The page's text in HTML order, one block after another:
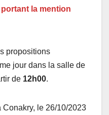
la mention
propositions
jour dans la salle de
de 12h00.
Conakry, le 26/10/2023